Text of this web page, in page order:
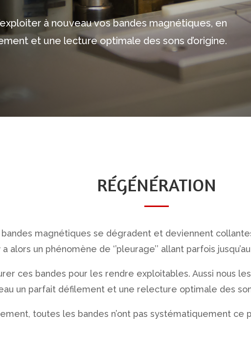
à nouveau vos bandes magnétiques, en
et une lecture optimale des sons d’origine.
RÉGÉNÉRATION
magnétiques se dégradent et deviennent
alors un phénomène de ‘’pleurage’’ allant parfois
ces bandes pour les rendre exploitables. Aussi nous
un parfait défilement et une relecture optimale des
toutes les bandes n’ont pas systématiquement ce